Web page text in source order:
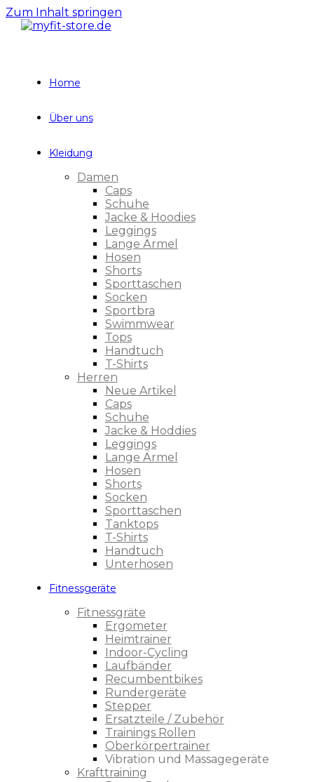
Zum Inhalt springen
Home
Über uns
Kleidung
Damen
Caps
Schuhe
Jacke & Hoodies
Leggings
Lange Ärmel
Hosen
Shorts
Sporttaschen
Socken
Sportbra
Swimmwear
Tops
Handtuch
T-Shirts
Herren
Neue Artikel
Caps
Schuhe
Jacke & Hoddies
Leggings
Lange Ärmel
Hosen
Shorts
Socken
Sporttaschen
Tanktops
T-Shirts
Handtuch
Unterhosen
Fitnessgeräte
Fitnessgräte
Ergometer
Heimtrainer
Indoor-Cycling
Laufbänder
Recumbentbikes
Rundergeräte
Stepper
Ersatzteile / Zubehör
Trainings Rollen
Oberkörpertrainer
Vibration und Massagegeräte
Krafttraining